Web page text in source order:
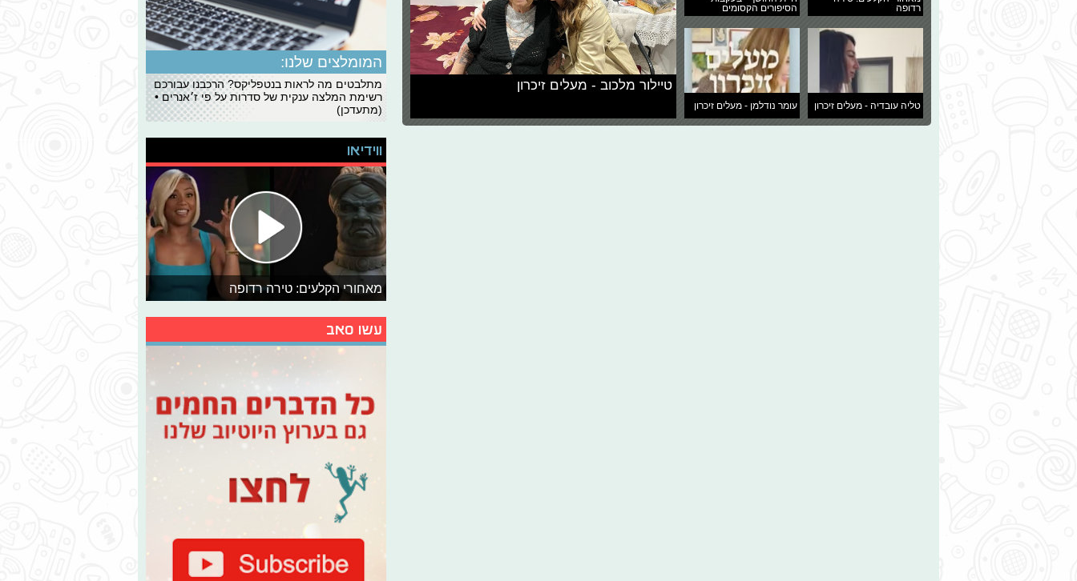
רדופה
הסיפורים הקסומים
טליה עובדיה - מעלים זיכרון עומר נודלמן - מעלים זיכרון
טיילור מלכוב - מעלים זיכרון
המומלצים שלנו:
מתלבטים מה לראות בנטפליקס? הרכבנו עבורכם
רשימת המלצה ענקית של סדרות על פי ז׳אנרים •
(מתעדכן)
ווידיאו
מאחורי הקלעים: טירה רדופה
עשו סאב